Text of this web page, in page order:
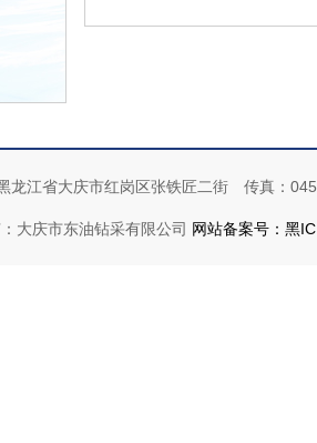
龙江省大庆市红岗区张铁匠二街 传真：
大庆市东油钻采有限公司 网站备案号：黑